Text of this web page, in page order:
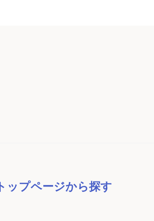
トップページから探す